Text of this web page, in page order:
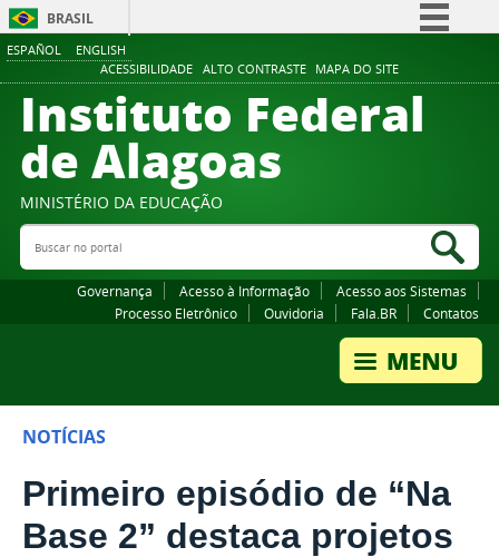
ESPAÑOL ENGLISH
ACESSIBILIDADE ALTO CONTRASTE MAPA DO SITE
BRASIL
Comunica BR
Participe
Canais
Instituto Federal
de Alagoas
MINISTÉRIO DA EDUCAÇÃO
Buscar no portal
Governança Acesso à Informação
Acesso aos Sistemas
Processo Eletrônico
Ouvidoria Fala.BR Contatos
NOTÍCIAS
Primeiro episódio de “Na
Base 2” destaca projetos